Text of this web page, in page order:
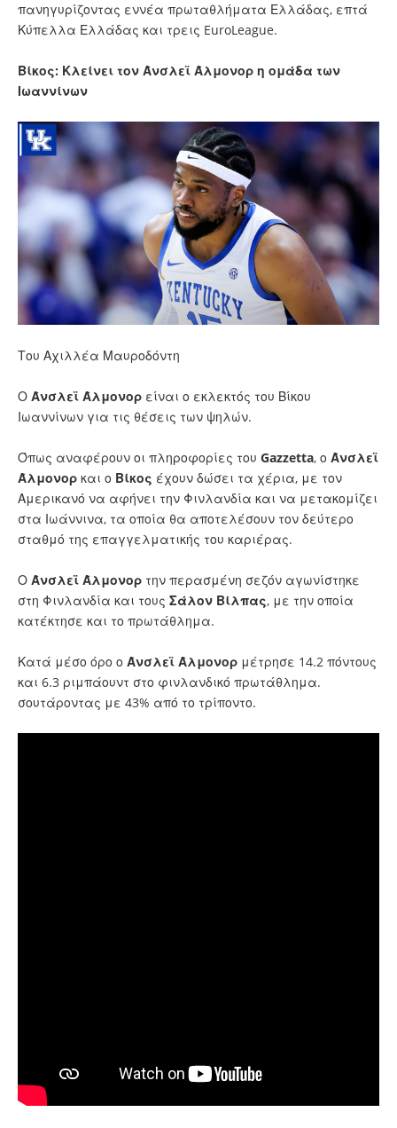
πανηγυρίζοντας εννέα πρωταθλήματα Ελλάδας, επτά
Κύπελλα Ελλάδας και τρεις EuroLeague.
Βίκος: Κλείνει τον Άνσλεϊ Άλμονορ η ομάδα των
Ιωαννίνων
Του Αχιλλέα Μαυροδόντη
Ο Άνσλεϊ Άλμονορ είναι ο εκλεκτός του Βίκου
Ιωαννίνων για τις θέσεις των ψηλών.
Όπως αναφέρουν οι πληροφορίες του Gazzetta, ο Άνσλεϊ
Άλμονορ και ο Βίκος έχουν δώσει τα χέρια, με τον
Αμερικανό να αφήνει την Φινλανδία και να μετακομίζει
στα Ιωάννινα, τα οποία θα αποτελέσουν τον δεύτερο
σταθμό της επαγγελματικής του καριέρας.
Ο Άνσλεϊ Άλμονορ την περασμένη σεζόν αγωνίστηκε
στη Φινλανδία και τους Σάλον Βίλπας, με την οποία
κατέκτησε και το πρωτάθλημα.
Κατά μέσο όρο ο Άνσλεϊ Άλμονορ μέτρησε 14.2 πόντους
και 6.3 ριμπάουντ στο φινλανδικό πρωτάθλημα.
σουτάροντας με 43% από το τρίποντο.